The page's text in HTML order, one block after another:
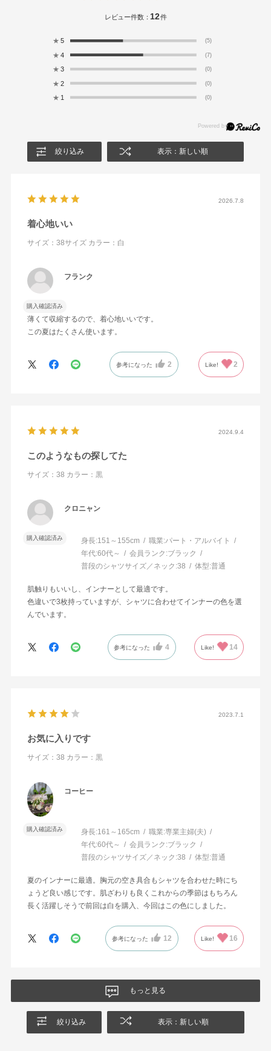
レビュー件数：12件
★ 5 (5)
★ 4 (7)
★ 3 (0)
★ 2 (0)
★ 1 (0)
絞り込み 表示：新しい順
2026.7.8
着心地いい
サイズ：38サイズ カラー：白
フランク
購入確認済み
薄くて収縮するので、着心地いいです。
この夏はたくさん使います。
参考になった 2 Like! 2
2024.9.4
このようなもの探してた
サイズ：38 カラー：黒
クロニャン
購入確認済み 身長:151～155cm 職業:パート・アルバイト
年代:60代～ 会員ランク:ブラック
普段のシャツサイズ／ネック:38 体型:普通
肌触りもいいし、インナーとして最適です。
色違いで3枚持っていますが、シャツに合わせてインナーの色を選
んでいます。
参考になった 4 Like! 14
2023.7.1
お気に入りです
サイズ：38 カラー：黒
コーヒー
購入確認済み 身長:161～165cm 職業:専業主婦(夫)
年代:60代～ 会員ランク:ブラック
普段のシャツサイズ／ネック:38 体型:普通
夏のインナーに最適。胸元の空き具合もシャツを合わせた時にち
ょうど良い感じです。肌ざわりも良くこれからの季節はもちろん
長く活躍しそうで前回は白を購入、今回はこの色にしました。
参考になった 12 Like! 16
もっと見る
絞り込み 表示：新しい順